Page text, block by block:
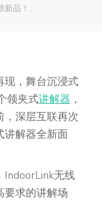
新品！…
现，舞台沉浸式
领夹式讲解器 ，
，深层互联再次
讲解器全新面
IndoorLink无线
要求的讲解场